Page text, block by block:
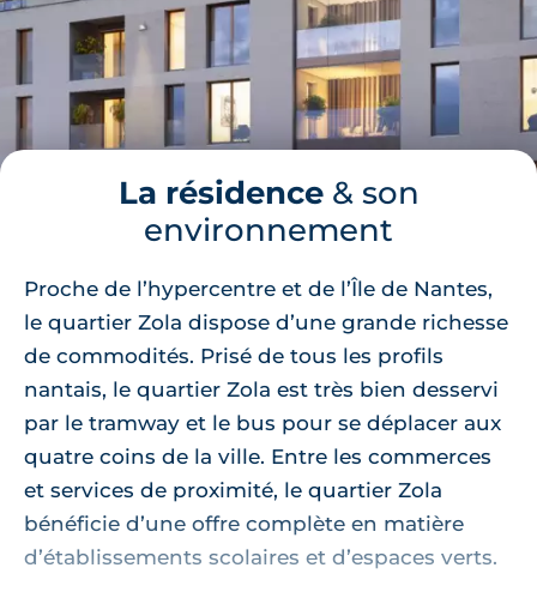
La résidence& son
environnement
Proche de l’hypercentre et de l’Île de Nantes,
le quartier Zola dispose d’une grande richesse
de commodités. Prisé de tous les profils
nantais, le quartier Zola est très bien desservi
par le tramway et le bus pour se déplacer aux
quatre coins de la ville. Entre les commerces
et services de proximité, le quartier Zola
bénéficie d’une offre complète en matière
d’établissements scolaires et d’espaces verts.